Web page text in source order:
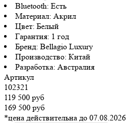
Bluetooth: Есть
Материал: Акрил
Цвет: Белый
Гарантия: 1 год
Бренд: Bellagio Luxury
Производство: Китай
Разработка: Австралия
Артикул
102321
119 500 руб
169 500 руб
*цена действительна до 07.08.2026